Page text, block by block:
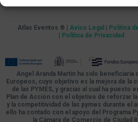
Atlas Eventos ® | Aviso Legal | Política
| Política de Privacidad
Angel Aranda Martin ha sido beneficiaria
Europeos, cuyo objetivo es la mejora de la
de las PYMES, y gracias al cual ha puesto
Plan de Acción con el objetivo de reforzar
y la competitividad de las pymes durante el
ello ha contado con el apoyo del Programa
la Cámara de Comercio de Ciudad